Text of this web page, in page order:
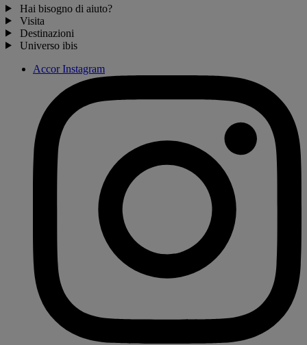
Hai bisogno di aiuto?
Visita
Destinazioni
Universo ibis
Accor Instagram